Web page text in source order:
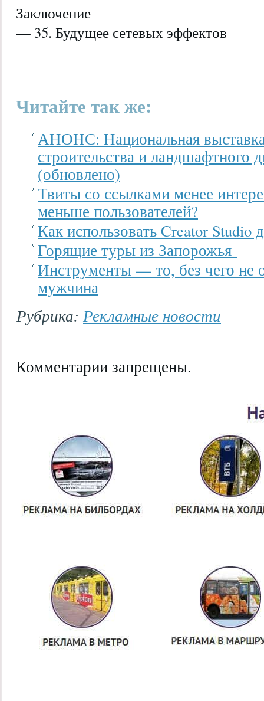
Заключение
— 35. Будущее сетевых эффектов
Читайте так же:
АНОНС: Национальная выставка
строительства и ландшафтного
(обновлено)
Твиты со ссылками менее
меньше пользователей?
Как использовать Creator Studio
Горящие туры из Запорожья
Инструменты — то, без чего не
мужчина
Рубрика: Рекламные новости
Комментарии запрещены.